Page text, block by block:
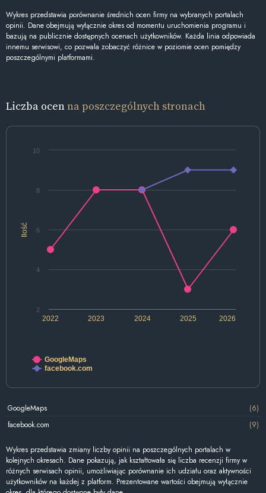
Wykres przedstawia porównanie średnich ocen firmy na wybranych portalach
opinii. Dane obejmują wyłącznie okres od momentu uruchomienia programu i
bazują na publicznie dostępnych ocenach użytkowników. Każda linia odpowiada
innemu serwisowi, co pozwala zobaczyć różnice w poziomie ocen pomiędzy
poszczególnymi platformami.
Liczba ocenna poszczególnych stronach
Ilość
2022 2024 2026
2023 2025
2
4
6
8
10
GoogleMaps
facebook.com
GoogleMaps
(6)
facebook.com
(9)
Wykres przedstawia zmiany liczby opinii na poszczególnych portalach w
kolejnych okresach. Dane pokazują, jak kształtowała się liczba recenzji firmy w
różnych serwisach opinii, umożliwiając porównanie ich udziału oraz aktywności
użytkowników na każdej z platform. Prezentowane wartości obejmują wyłącznie